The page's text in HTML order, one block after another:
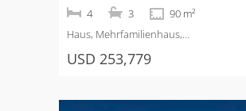
4 3
90 m²
Haus, Mehrfamilienhaus,
USD 253,779